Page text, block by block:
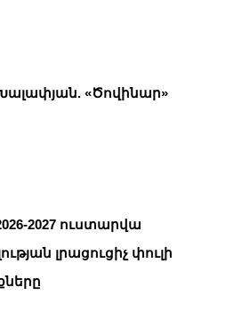
«Ծովինար»
2027 ուստարվա
լրացուցիչ փուլի